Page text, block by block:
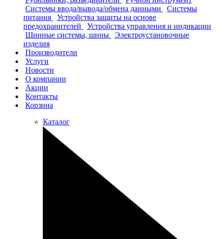
Системы ввода/вывода/обмена данными
Системы
питания
Устройства защиты на основе
предохранителей
Устройства управления и индикации
Шинные системы, шины
Электроустановочные
изделия
Производители
Услуги
Новости
О компании
Акции
Контакты
Корзина
Каталог